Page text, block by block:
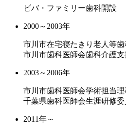
ビバ・ファミリー歯科開設
2000～2003年
市川市在宅寝たきり老人等
市川市歯科医師会歯科介護
2003～2006年
市川市歯科医師会学術担当理
千葉県歯科医師会生涯研修委
2011年～